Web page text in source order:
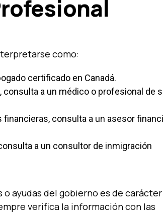
como:
certificado en Canadá.
consulta a un médico o profesional de
financieras, consulta a un asesor
a un consultor de inmigración
ayudas del gobierno es de carácter
verifica la información con las